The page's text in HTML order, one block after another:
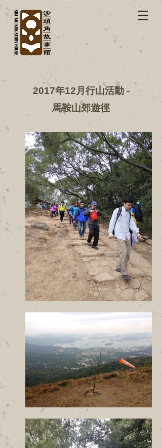
2017年12月行山活動 -
馬鞍山郊遊徑